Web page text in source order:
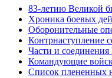
83-летию Великой
Хроника боевых
Оборонительные
Контрнаступление
Части и
Командующие
Список плененных